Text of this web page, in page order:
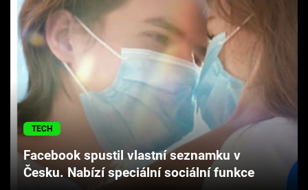
Filmy
Seriály
Hry
Cool Esport
Pořady
TECH
Facebook spustil vlastní seznamku v
Česku. Nabízí speciální sociální funkce